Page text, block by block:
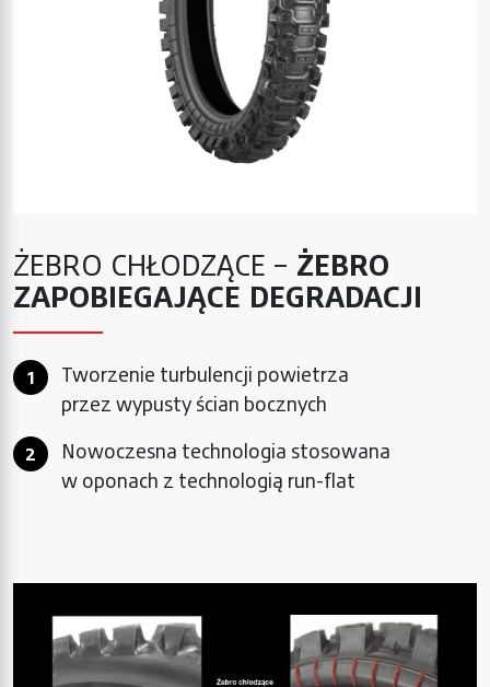
ŻEBRO CHŁODZĄCE – ŻEBRO
ZAPOBIEGAJĄCE DEGRADACJI
Tworzenie turbulencji powietrza
przez wypusty ścian bocznych
Nowoczesna technologia stosowana
w oponach z technologią run-flat